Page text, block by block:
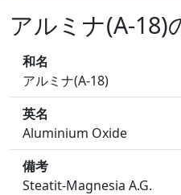
アルミナ(A-18)
和名
アルミナ(A-18)
英名
Aluminium Oxide
備考
Steatit-Magnesia A.G.